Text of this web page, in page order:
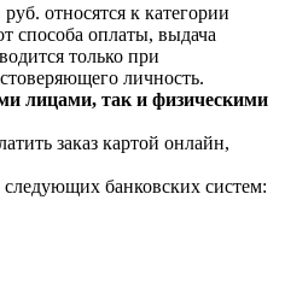
относятся к категории
способа оплаты, выдача
только при
личность.
лицами, так и физическими
заказ картой онлайн,
банковских систем: